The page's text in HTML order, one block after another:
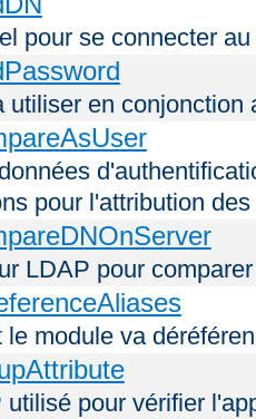
pour se connecter
utiliser en
pour l'attribution
LDAP pour
le module va
utilisé pour vérifier